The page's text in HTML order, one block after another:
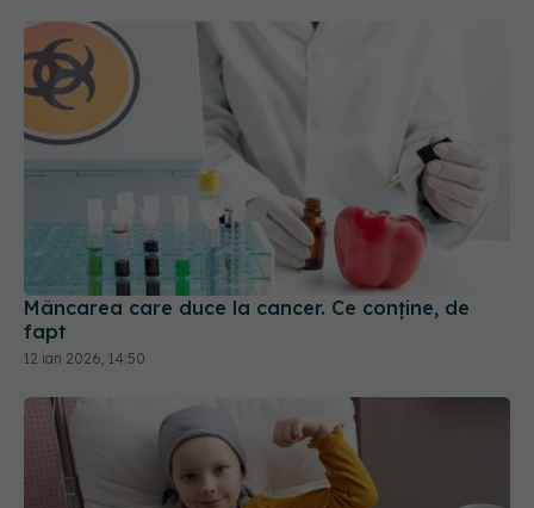
Mâncarea care duce la cancer. Ce conține, de
fapt
12 ian 2026, 14:50